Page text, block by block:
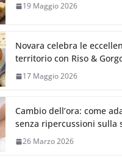
19 Maggio 2026
Novara celebra le
territorio con Riso &
17 Maggio 2026
Cambio dell’ora: come
senza ripercussioni sulla
26 Marzo 2026